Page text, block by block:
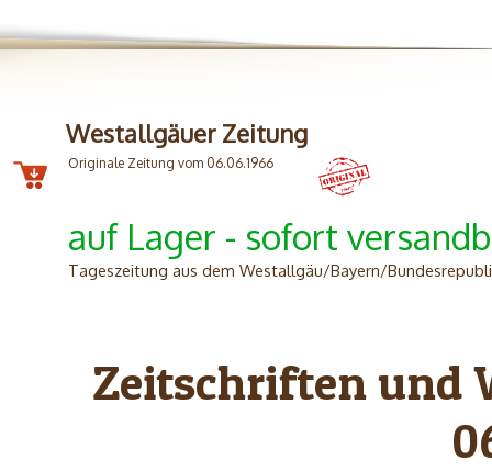
Westallgäuer Zeitung
Originale Zeitung vom 06.06.1966
auf Lager - sofort
Tageszeitung aus dem Westallgäu/Bayern/
Zeitschriften und